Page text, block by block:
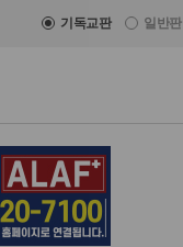
기독교판 일반판